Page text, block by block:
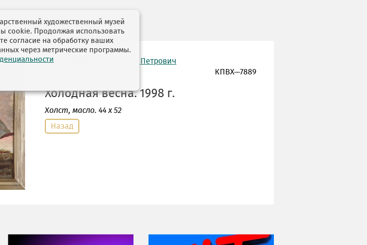
автор: Рыбкин Анатолий Петрович
КПВХ—7889
Холодная весна. 1998 г.
Холст, масло. 44 х 52
Назад
НИ ДНЯ БЕЗ ДАТЫ...
художественный музей
cookie. Продолжая использовать
согласие на обработку ваших
через метрические программы.